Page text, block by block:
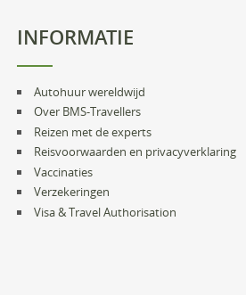
INFORMATIE
Autohuur wereldwijd
Over BMS-Travellers
Reizen met de experts
Reisvoorwaarden en privacyverklaring
Vaccinaties
Verzekeringen
Visa & Travel Authorisation